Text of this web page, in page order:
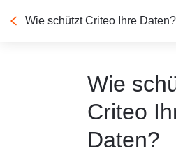
Wie schützt Criteo Ihre Daten?
Wie
Criteo
Daten?